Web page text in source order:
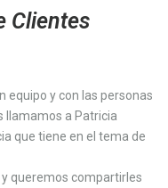
Clientes
equipo y con las personas
llamamos a Patricia
que tiene en el tema de
queremos compartirles